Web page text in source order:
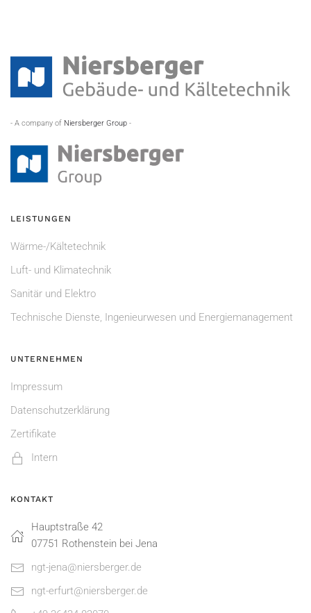
- A company of Niersberger Group -
LEISTUNGEN
Wärme-/Kältetechnik
Luft- und Klimatechnik
Sanitär und Elektro
Technische Dienste, Ingenieurwesen und Energiemanagement
UNTERNEHMEN
Impressum
Datenschutzerklärung
Zertifikate
Intern
KONTAKT
Hauptstraße 42
07751 Rothenstein bei Jena
ngt-jena@niersberger.de
ngt-erfurt@niersberger.de